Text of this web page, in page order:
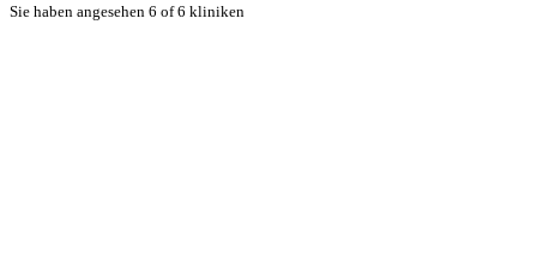
Sie haben angesehen 6 of 6 kliniken